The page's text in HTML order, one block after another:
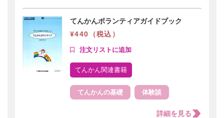
てんかんボランティアガイドブック
¥440（税込）
てんかん関連書籍
てんかんの基礎 体験談
詳細を見る